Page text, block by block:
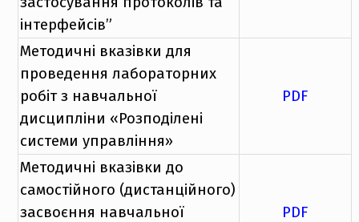
інтерфейсів”
Методичні вказівки для
проведення лабораторних
робіт з навчальної
дисципліни «Розподілені
системи управління»
PDF
Методичні вказівки до
самостійного (дистанційного)
засвоєння навчальної
PDF